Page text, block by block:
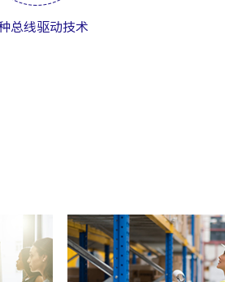
总线驱动技术